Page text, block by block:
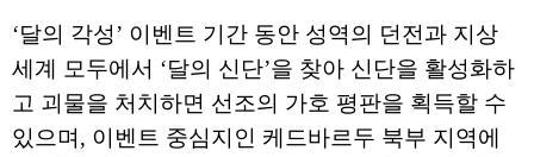
‘달의 각성’ 이벤트 기간 동안 성역의 던전과 지상
세계 모두에서 ‘달의 신단’을 찾아 신단을 활성화하
고 괴물을 처치하면 선조의 가호 평판을 획득할 수
있으며, 이벤트 중심지인 케드바르두 북부 지역에